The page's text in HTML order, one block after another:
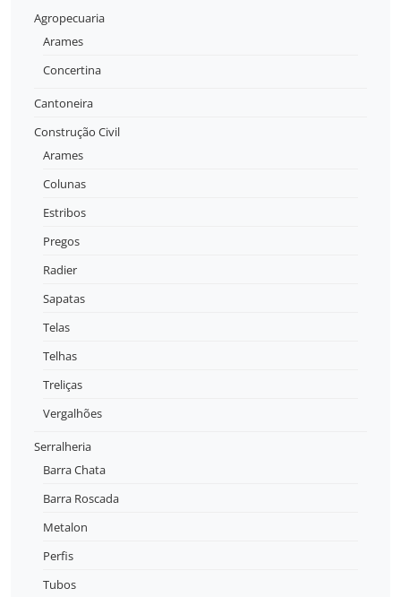
Agropecuaria
Arames
Concertina
Cantoneira
Construção Civil
Arames
Colunas
Estribos
Pregos
Radier
Sapatas
Telas
Telhas
Treliças
Vergalhões
Serralheria
Barra Chata
Barra Roscada
Metalon
Perfis
Tubos